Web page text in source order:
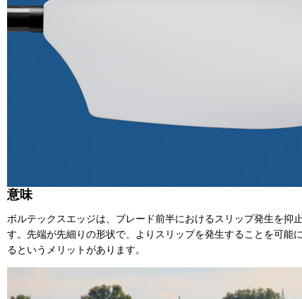
意味
ボルテックスエッジは、ブレード前半におけるスリップ発生を
す。先端が先細りの形状で、よりスリップを発生することを可
るというメリットがあります。